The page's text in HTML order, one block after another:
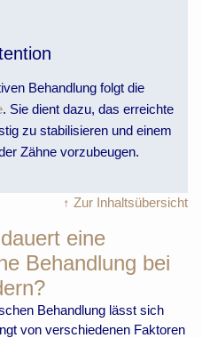
Behandlung folgt die
. Sie dient dazu, das erreichte
zu stabilisieren und einem
Zähne vorzubeugen.
↑ Zur Inhaltsübersicht
eine
Behandlung bei
Behandlung lässt sich
von verschiedenen Faktoren